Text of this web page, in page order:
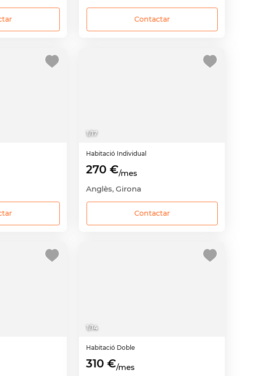
Contactar
1/17
Habitació Individual
270 €/mes
Anglès, Girona
Contactar
1/14
Habitació Doble
310 €/mes